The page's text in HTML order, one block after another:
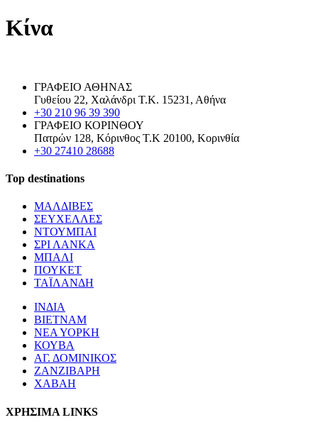
Κίνα
ΓΡΑΦΕΙΟ ΑΘΗΝΑΣ
Γυθείου 22, Χαλάνδρι Τ.Κ. 15231, Αθήνα
+30 210 96 39 390
ΓΡΑΦΕΙΟ ΚΟΡΙΝΘΟΥ
Πατρών 128, Κόρινθος Τ.Κ 20100, Κορινθία
+30 27410 28688
Top destinations
ΜΑΛΔΙΒΕΣ
ΣΕΥΧΕΛΛΕΣ
ΝΤΟΥΜΠΑΙ
ΣΡΙ ΛΑΝΚΑ
ΜΠΑΛΙ
ΠΟΥΚΕΤ
ΤΑΪΛΑΝΔΗ
ΙΝΔΙΑ
ΒΙΕΤΝΑΜ
ΝΕΑ ΥΟΡΚΗ
ΚΟΥΒΑ
ΑΓ. ΔΟΜΙΝΙΚΟΣ
ΖΑΝΖΙΒΑΡΗ
ΧΑΒΑΗ
ΧΡΗΣΙΜΑ LINKS